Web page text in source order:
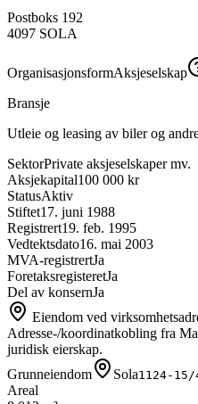
Postboks 192
4097 SOLA
OrganisasjonsformAksjeselskap
Bransje
Utleie og leasing av biler og
SektorPrivate aksjeselskaper mv.
Aksjekapital100 000 kr
StatusAktiv
Stiftet17. juni 1988
Registrert19. feb. 1995
Vedtektsdato16. mai 2003
MVA-registrertJa
ForetaksregisteretJa
Del av konsernJa
Eiendom ved
Adresse-/koordinatkobling fra
juridisk eierskap.
Grunneiendom
Sola1124-15/
Areal